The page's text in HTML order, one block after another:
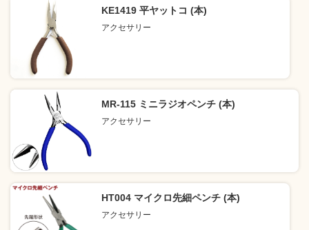
KE1419 平ヤットコ (本)
アクセサリー
MR-115 ミニラジオペンチ (本)
アクセサリー
HT004 マイクロ先細ペンチ (本)
アクセサリー